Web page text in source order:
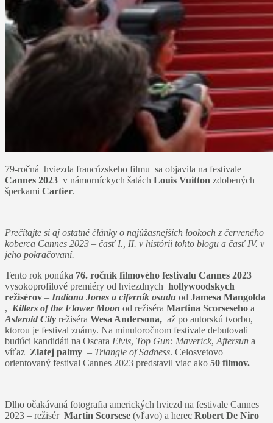
79-ročná hviezda francúzskeho filmu sa objavila na festivale
Cannes 2023 v námorníckych šatách Louis Vuitton zdobených
šperkami Cartier.
Prečítajte si aj ostatné články o najúžasnejších lookoch z červeného
koberca Cannes 2023 – časť I., II. v histórii tohto blogu a časť IV. v
jeho pokračovaní.
Tento rok ponúka 76. ročník filmového festivalu Cannes 2023
vysokoprofilové premiéry od hviezdnych hollywoodskych
režisérov – Indiana Jones a ciferník osudu od Jamesa Mangolda
, Killers of the Flower Moon od režiséra Martina Scorseseho a
Asteroid City režiséra Wesa Andersona, až po autorskú tvorbu,
ktorou je festival známy. Na minuloročnom festivale debutovali
budúci kandidáti na Oscara Elvis, Top Gun: Maverick, Aftersun a
víťaz Zlatej palmy – Triangle of Sadness. Celosvetovo
orientovaný festival Cannes 2023 predstavil viac ako 50 filmov.
Dlho očakávaná fotografia amerických hviezd na festivale Cannes
2023 – režisér Martin Scorsese (vľavo) a herec Robert De Niro